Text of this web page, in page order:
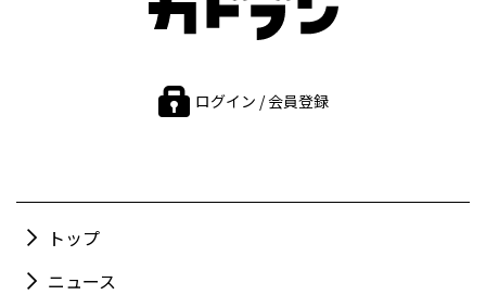
ログイン / 会員登録
トップ
ニュース